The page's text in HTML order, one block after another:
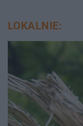
LOKALNIE: